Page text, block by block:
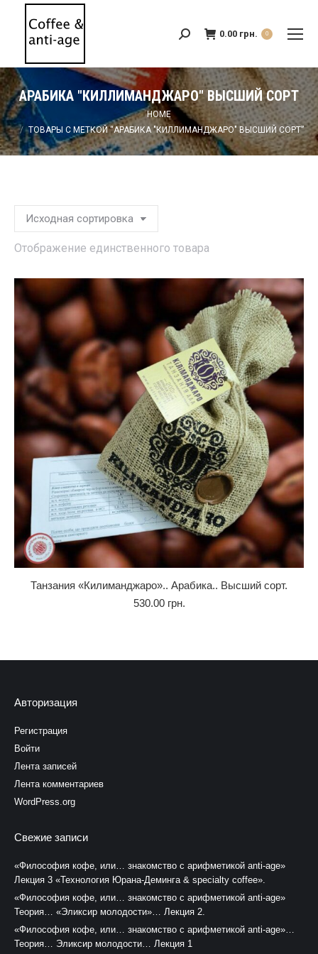
Search: 0.00 грн. 0
АРАБИКА "КИЛЛИМАНДЖАРО" ВЫСШИЙ СОРТ
You are here:
HOME
ТОВАРЫ С МЕТКОЙ “АРАБИКА "КИЛЛИМАНДЖАРО" ВЫСШИЙ СОРТ”
Отображение единственного товара
Танзания «Килиманджаро».. Арабика.. Высший сорт.
530.00 грн.
Авторизация
Регистрация
Войти
Лента записей
Лента комментариев
WordPress.org
Свежие записи
«Философия кофе, или… знакомство с арифметикой anti-age»
Лекция 3 «Технология Юрана-Деминга & specialty coffee».
«Философия кофе, или… знакомство с арифметикой anti-age»
Теория… «Эликсир молодости»… Лекция 2.
«Философия кофе, или… знакомство с арифметикой anti-age»…
Теория… Эликсир молодости… Лекция 1